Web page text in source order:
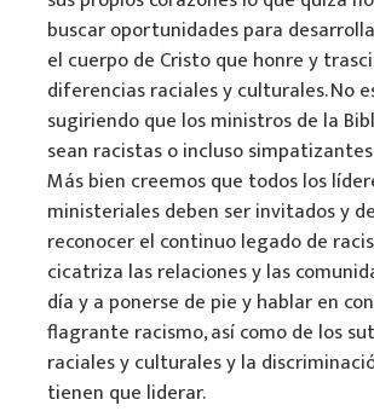
buscar oportunidades para
el cuerpo de Cristo que honre y
diferencias raciales y culturales. No
sugiriendo que los ministros de la
sean racistas o incluso
Más bien creemos que todos los
ministeriales deben ser invitados y
reconocer el continuo legado de
cicatriza las relaciones y las
día y a ponerse de pie y hablar en
flagrante racismo, así como de los
raciales y culturales y la
tienen que liderar.